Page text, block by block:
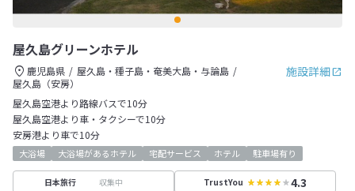
屋久島グリーンホテル
施設詳細
鹿児島県
屋久島・種子島・奄美大島・与論島
屋久島（安房）
屋久島空港より路線バスで10分
屋久島空港より車・タクシーで10分
安房港より車で10分
大浴場 大浴場があるホテル 宅配サービス ホテル 駐車場有り
日本旅行 収集中 TrustYou 4.3